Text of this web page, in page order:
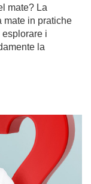
mate? La
mate in pratiche
esplorare i
la